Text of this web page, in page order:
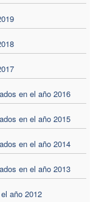
en el año 2016
en el año 2015
en el año 2014
en el año 2013
año 2012